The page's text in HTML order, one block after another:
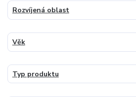
Rozvíjená oblast
Věk
Typ produktu